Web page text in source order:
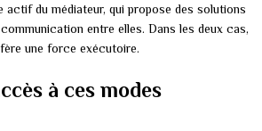
du médiateur, qui propose des solutions
entre elles. Dans les deux cas,
une force exécutoire.
à ces modes